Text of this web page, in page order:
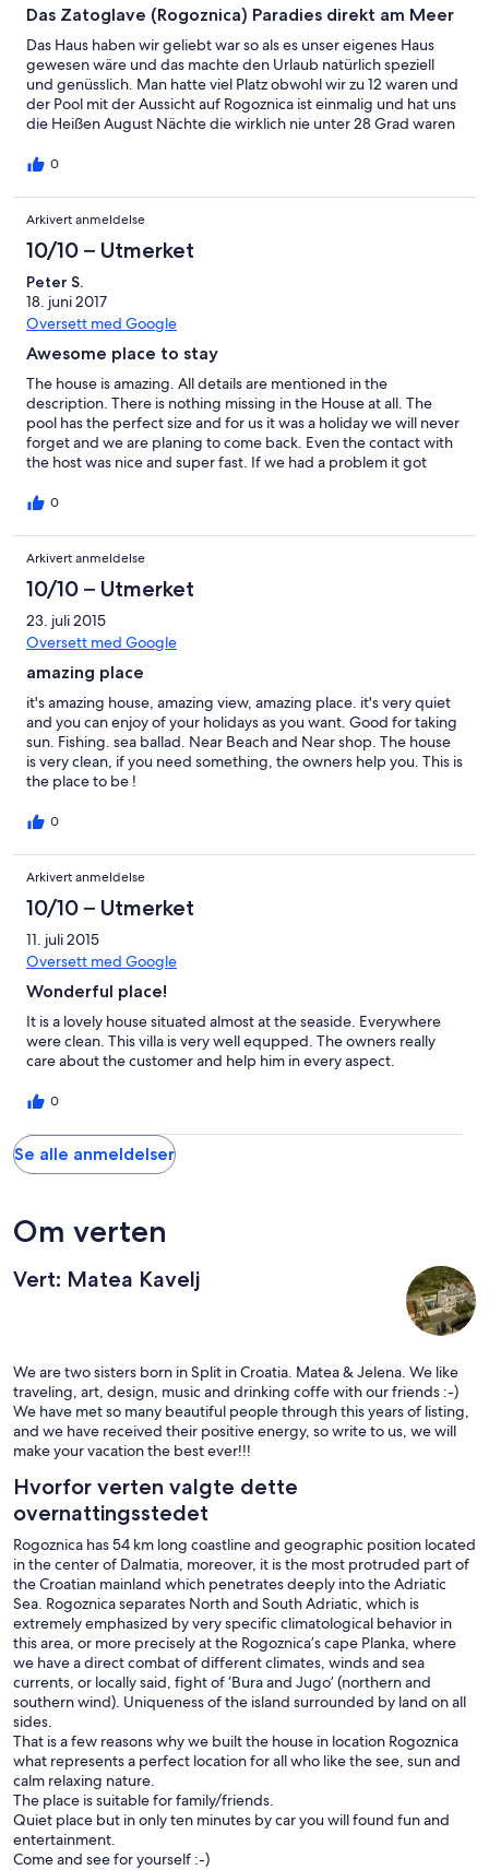
Das Zatoglave (Rogoznica) Paradies direkt am Meer
Das Haus haben wir geliebt war so als es unser eigenes Haus
gewesen wäre und das machte den Urlaub natürlich speziell
und genüsslich. Man hatte viel Platz obwohl wir zu 12 waren und
der Pool mit der Aussicht auf Rogoznica ist einmalig und hat uns
die Heißen August Nächte die wirklich nie unter 28 Grad waren
sind dazu der Juwel des ganzem gewesen und waren im Falle
TOP Destination! Das Meer 50m Berg ab mit eigenem Steg mit
4 Liegen und riesen Schirm und unglaublich schönem und
Glasklarem Adria war dann zu viel um hier wieder ab zu fahren.
Also ich kann gar nicht aufhören zu schwärmen aber am besten
selber hinfahren und sich überzeugen ;-) Wir kommen ja wieder
und dann kennen wir uns schon bestens aus und können den
Urlaub immer sofort ohne Eingewöhnung angehen ;-) Vielen
0
Arkivert anmeldelse
10/10 – Utmerket
Peter S.
18. juni 2017
Oversett med Google
Awesome place to stay
The house is amazing. All details are mentioned in the
description. There is nothing missing in the House at all. The
pool has the perfect size and for us it was a holiday we will never
forget and we are planing to come back. Even the contact with
the host was nice and super fast. If we had a problem it got
all my friends.
0
Arkivert anmeldelse
10/10 – Utmerket
23. juli 2015
Oversett med Google
amazing place
it's amazing house, amazing view, amazing place. it's very quiet
and you can enjoy of your holidays as you want. Good for taking
sun. Fishing. sea ballad. Near Beach and Near shop. The house
is very clean, if you need something, the owners help you. This is
the place to be !
0
Arkivert anmeldelse
10/10 – Utmerket
11. juli 2015
Oversett med Google
Wonderful place!
It is a lovely house situated almost at the seaside. Everywhere
were clean. This villa is very well equpped. The owners really
care about the customer and help him in every aspect.
0
Se alle anmeldelser
Om verten
Vert: Matea Kavelj
We are two sisters born in Split in Croatia. Matea & Jelena. We like
traveling, art, design, music and drinking coffe with our friends :-)
We have met so many beautiful people through this years of listing,
and we have received their positive energy, so write to us, we will
make your vacation the best ever!!!
Hvorfor verten valgte dette
overnattingsstedet
Rogoznica has 54 km long coastline and geographic position located
in the center of Dalmatia, moreover, it is the most protruded part of
the Croatian mainland which penetrates deeply into the Adriatic
Sea. Rogoznica separates North and South Adriatic, which is
extremely emphasized by very specific climatological behavior in
this area, or more precisely at the Rogoznica’s cape Planka, where
we have a direct combat of different climates, winds and sea
currents, or locally said, fight of ‘Bura and Jugo’ (northern and
southern wind). Uniqueness of the island surrounded by land on all
sides.
That is a few reasons why we built the house in location Rogoznica
what represents a perfect location for all who like the see, sun and
calm relaxing nature.
The place is suitable for family/friends.
Quiet place but in only ten minutes by car you will found fun and
entertainment.
Come and see for yourself :-)